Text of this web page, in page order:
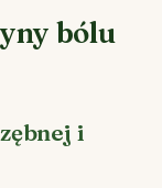
bólu
i